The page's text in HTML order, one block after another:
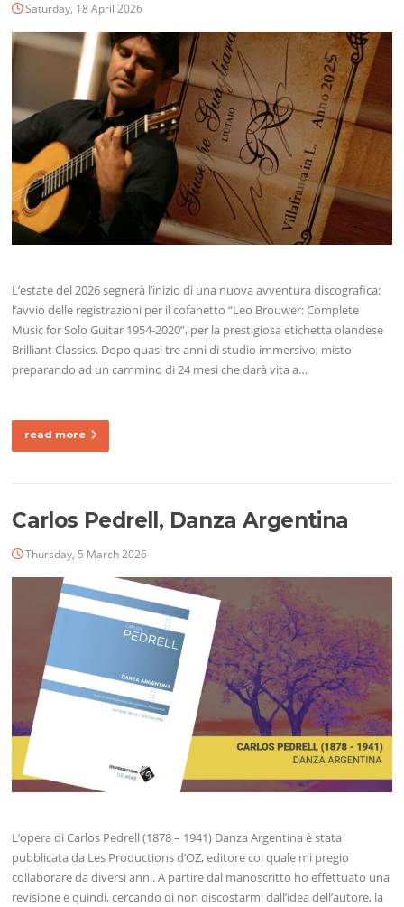
Saturday, 18 April 2026
L’estate del 2026 segnerà l’inizio di una nuova avventura discografica:
l’avvio delle registrazioni per il cofanetto “Leo Brouwer: Complete
Music for Solo Guitar 1954-2020”, per la prestigiosa etichetta olandese
Brilliant Classics. Dopo quasi tre anni di studio immersivo, misto
preparando ad un cammino di 24 mesi che darà vita a…
read more
Carlos Pedrell, Danza Argentina
Thursday, 5 March 2026
L’opera di Carlos Pedrell (1878 – 1941) Danza Argentina è stata
pubblicata da Les Productions d’OZ, editore col quale mi pregio
collaborare da diversi anni. A partire dal manoscritto ho effettuato una
revisione e quindi, cercando di non discostarmi dall’idea dell’autore, la